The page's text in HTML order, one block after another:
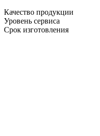
Качество продукции
Уровень сервиса
Срок изготовления